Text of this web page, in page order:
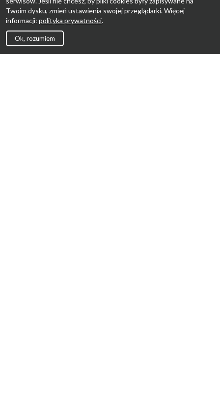
Twoim dysku, zmień ustawienia swojej przeglądarki. Więcej
informacji: polityka prywatności.
Ok, rozumiem